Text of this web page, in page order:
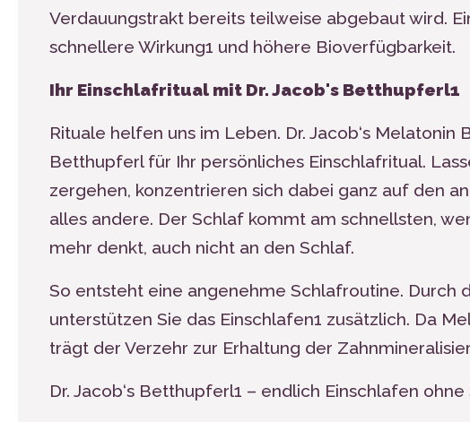
Verdauungstrakt bereits teilweise abgebaut wird.
schnellere Wirkung1 und höhere Bioverfügbarkeit.
Ihr Einschlafritual mit Dr. Jacob's Betthupferl1
Rituale helfen uns im Leben. Dr. Jacob‘s Melatonin
Betthupferl für Ihr persönliches Einschlafritual.
zergehen, konzentrieren sich dabei ganz auf den
alles andere. Der Schlaf kommt am schnellsten,
mehr denkt, auch nicht an den Schlaf.
So entsteht eine angenehme Schlafroutine.
unterstützen Sie das Einschlafen1 zusätzlich. Da
trägt der Verzehr zur Erhaltung der
Dr. Jacob‘s Betthupferl1 – endlich Einschlafen